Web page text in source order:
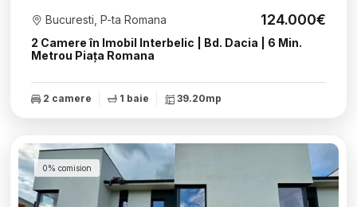
2 Camere în Imobil Interbelic | Bd. Dacia | 6 Min.
Metrou Piața Romana
Bucuresti, P-ta Romana 124.000€
2 camere 1 baie 39.20mp
0% comision